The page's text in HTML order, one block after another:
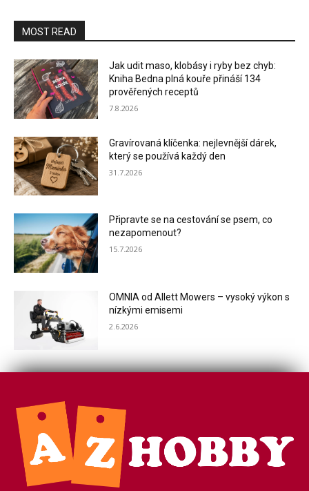
MOST READ
Jak udit maso, klobásy i ryby bez chyb:
Kniha Bedna plná kouře přináší 134
prověřených receptů
7.8.2026
Gravírovaná klíčenka: nejlevnější dárek,
který se používá každý den
31.7.2026
Připravte se na cestování se psem, co
nezapomenout?
15.7.2026
OMNIA od Allett Mowers – vysoký výkon s
nízkými emisemi
2.6.2026